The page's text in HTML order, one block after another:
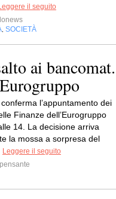
il seguito
SOCIETÀ
ai bancomat.
l’appuntamento dei
Finanze dell’Eurogruppo
14. La decisione arriva
la mossa a sorpresa del
Leggere il seguito